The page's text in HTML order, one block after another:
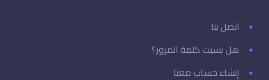
اتصل بنا
هل نسيت كلمة المرور؟
إنشاء حساب معنا